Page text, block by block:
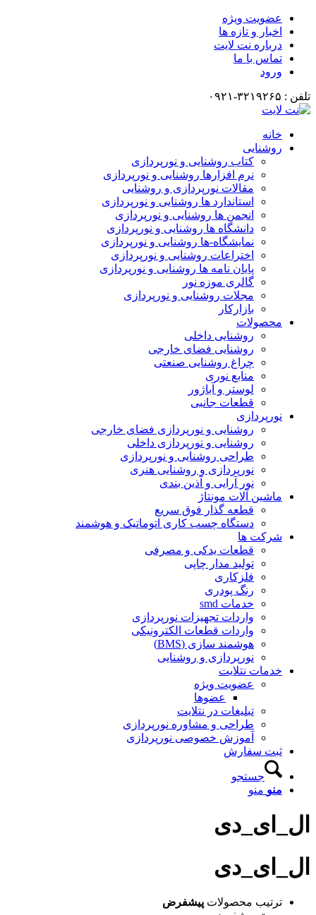
عضویت ویژه
اخبار و تازه ها
درباره نت لایت
تماس با ما
ورود
تلفن : ۳۲۱۹۲۶۵-۰۹۲۱
خانه
روشنایی
کتاب روشنایی و نورپردازی
نرم افزارها روشنایی و نورپردازی
مقالات نورپردازی و روشنایی
استاندارد ها روشنایی و نورپردازی
انجمن ها روشنایی و نورپردازی
دانشگاه ها روشنایی و نورپردازی
نمایشگاه-ها روشنایی و نورپردازی
اختراعات روشنایی و نورپردازی
پایان نامه ها روشنایی و نورپردازی
گالری موزه نور
مجلات روشنایی و نورپردازی
بازارکار
محصولات
روشنایی داخلی
روشنایی فضای خارجی
چراغ روشنایی صنعتی
منابع نوری
لوستر و آباژور
قطعات جانبی
نورپردازی
روشنایی و نورپردازی فضای خارجی
روشنایی و نورپردازی داخلی
طراحی روشنایی و نورپردازی
نورپردازی و روشنایی هنری
نور آرایی و آذین بندی
ماشین آلات مونتاژ
قطعه گذار فوق سریع
دستگاه چسب کاری اتوماتیک و هوشمند
شرکت ها
قطعات یدکی و مصرفی
تولید مدار چاپی
فلزکاری
رنگ پودری
خدمات smd
واردات تجهیزات نورپردازی
واردات قطعات الکترونیکی
هوشمند سازی (BMS)
نورپردازی و روشنایی
خدمات نتلایت
عضویت ویژه
عضوها
تبلیغات در نتلایت
طراحی و مشاوره نورپردازی
آموزش خصوصی نورپردازی
ثبت سفارش
جستجو
منو منو
ال_ای_دی
ال_ای_دی
ترتیب محصولات پیشفرض